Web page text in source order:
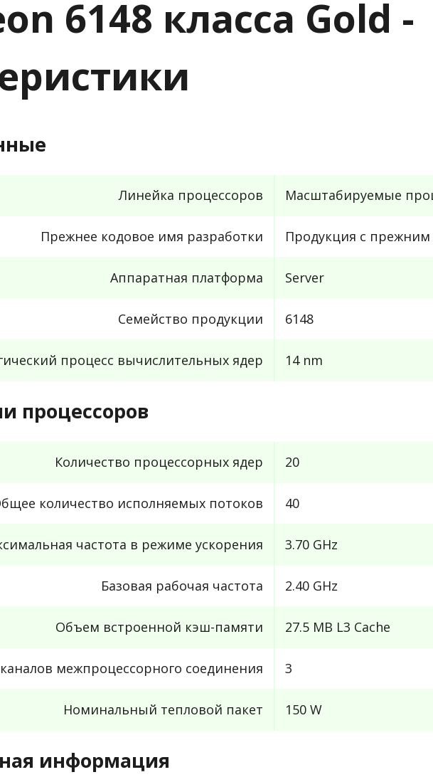
6148 класса Gold -
Линейка процессоров Масштабируемые
Прежнее кодовое имя разработки Продукция с
Аппаратная платформа Server
Семейство продукции 6148
процесс вычислительных ядер 14 nm
процессоров
Количество процессорных ядер 20
количество исполняемых потоков 40
частота в режиме ускорения 3.70 GHz
Базовая рабочая частота 2.40 GHz
Объем встроенной кэш-памяти 27.5 MB L3 Cache
межпроцессорного соединения 3
Номинальный тепловой пакет 150 W
информация